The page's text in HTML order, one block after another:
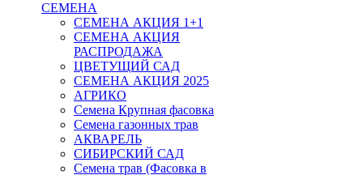
СЕМЕНА
СЕМЕНА АКЦИЯ 1+1
СЕМЕНА АКЦИЯ
РАСПРОДАЖА
ЦВЕТУЩИЙ САД
СЕМЕНА АКЦИЯ 2025
АГРИКО
Семена Крупная фасовка
Семена газонных трав
АКВАРЕЛЬ
СИБИРСКИЙ САД
Семена трав (Фасовка в